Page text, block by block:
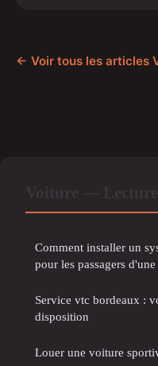
← Voir tous les articles
Comment installer un
pour les passagers
Service vtc bordeaux :
disposition
Louer une voiture